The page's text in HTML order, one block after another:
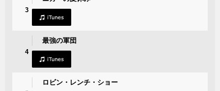
3
4
最強の軍団
ロビン・レンチ・ショー